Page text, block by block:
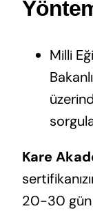
Milli
Kare
20-30 gün